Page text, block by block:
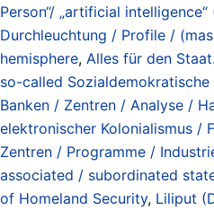
Person“/ „artificial
Durchleuchtung / Profile /
hemisphere, Alles für den
so-called
Banken / Zentren / Analyse /
elektronischer Kolonialismus /
Zentren / Programme /
associated / subordinated
of Homeland Security, Liliput